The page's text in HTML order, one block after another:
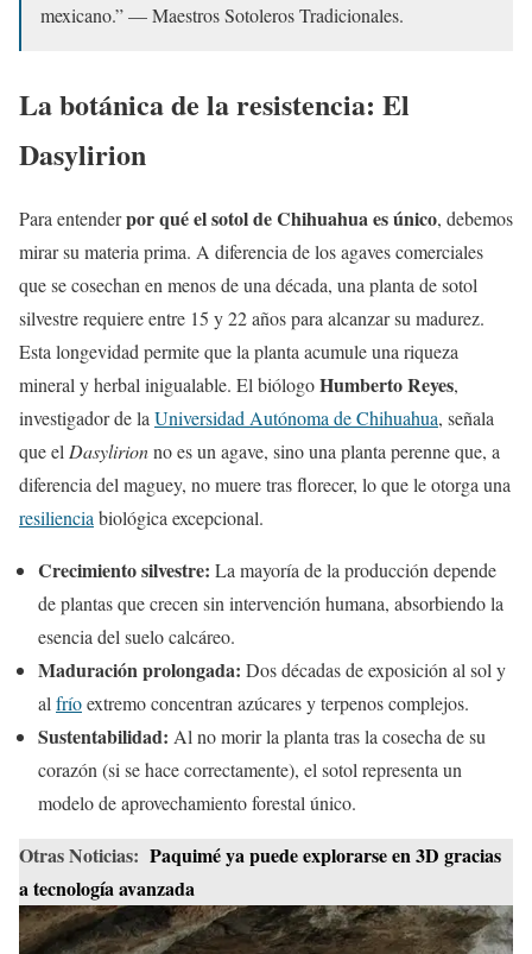
mexicano.” — Maestros Sotoleros Tradicionales.
La botánica de la resistencia: El
Dasylirion
Para entenderpor qué el sotol de Chihuahua es único, debemos
mirar su materia prima. A diferencia de los agaves comerciales
que se cosechan en menos de una década, una planta de sotol
silvestre requiere entre 15 y 22 años para alcanzar su madurez.
Esta longevidad permite que la planta acumule una riqueza
mineral y herbal inigualable. El biólogoHumberto Reyes,
investigador de laUniversidad Autónoma de Chihuahua, señala
que elDasylirionno es un agave, sino una planta perenne que, a
diferencia del maguey, no muere tras florecer, lo que le otorga una
resilienciabiológica excepcional.
Crecimiento silvestre: La mayoría de la producción depende
de plantas que crecen sin intervención humana, absorbiendo la
esencia del suelo calcáreo.
Maduración prolongada: Dos décadas de exposición al sol y
alfríoextremo concentran azúcares y terpenos complejos.
Sustentabilidad: Al no morir la planta tras la cosecha de su
corazón (si se hace correctamente), el sotol representa un
modelo de aprovechamiento forestal único.
Otras Noticias: Paquimé ya puede explorarse en 3D gracias
a tecnología avanzada